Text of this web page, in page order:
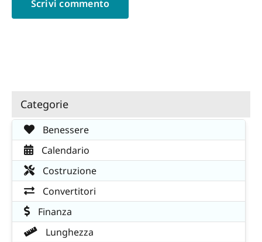
Categorie
Benessere
Calendario
Costruzione
Convertitori
Finanza
Lunghezza